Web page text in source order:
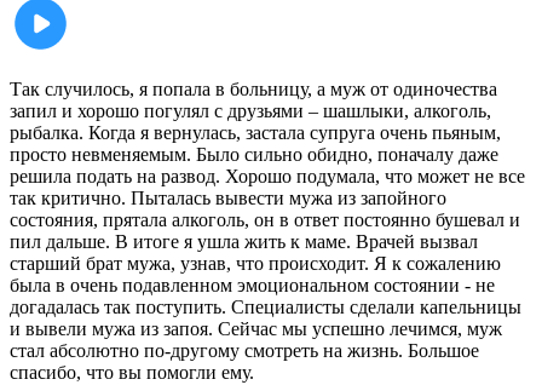
Так случилось, я попала в больницу, а муж от одиночества
запил и хорошо погулял с друзьями – шашлыки, алкоголь,
рыбалка. Когда я вернулась, застала супруга очень пьяным,
просто невменяемым. Было сильно обидно, поначалу даже
решила подать на развод. Хорошо подумала, что может не все
так критично. Пыталась вывести мужа из запойного
состояния, прятала алкоголь, он в ответ постоянно бушевал и
пил дальше. В итоге я ушла жить к маме. Врачей вызвал
старший брат мужа, узнав, что происходит. Я к сожалению
была в очень подавленном эмоциональном состоянии - не
догадалась так поступить. Специалисты сделали капельницы
и вывели мужа из запоя. Сейчас мы успешно лечимся, муж
стал абсолютно по-другому смотреть на жизнь. Большое
спасибо, что вы помогли ему.